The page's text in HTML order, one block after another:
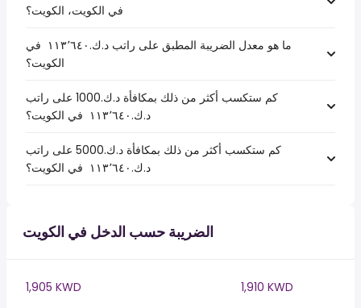
في الكويت، الكويت؟
ما هو معدل الضريبة المطبق على راتب د.ك.‏١١٣٬٦٤٠ ‏ في
الكويت؟
كم ستكسب أكثر من ذلك بمكافأة د.ك.1000 على راتب
د.ك.‏١١٣٬٦٤٠ ‏ في الكويت؟
كم ستكسب أكثر من ذلك بمكافأة د.ك.5000 على راتب
د.ك.‏١١٣٬٦٤٠ ‏ في الكويت؟
الضريبة حسب الدخل في الكويت
1,905 KWD
1,910 KWD